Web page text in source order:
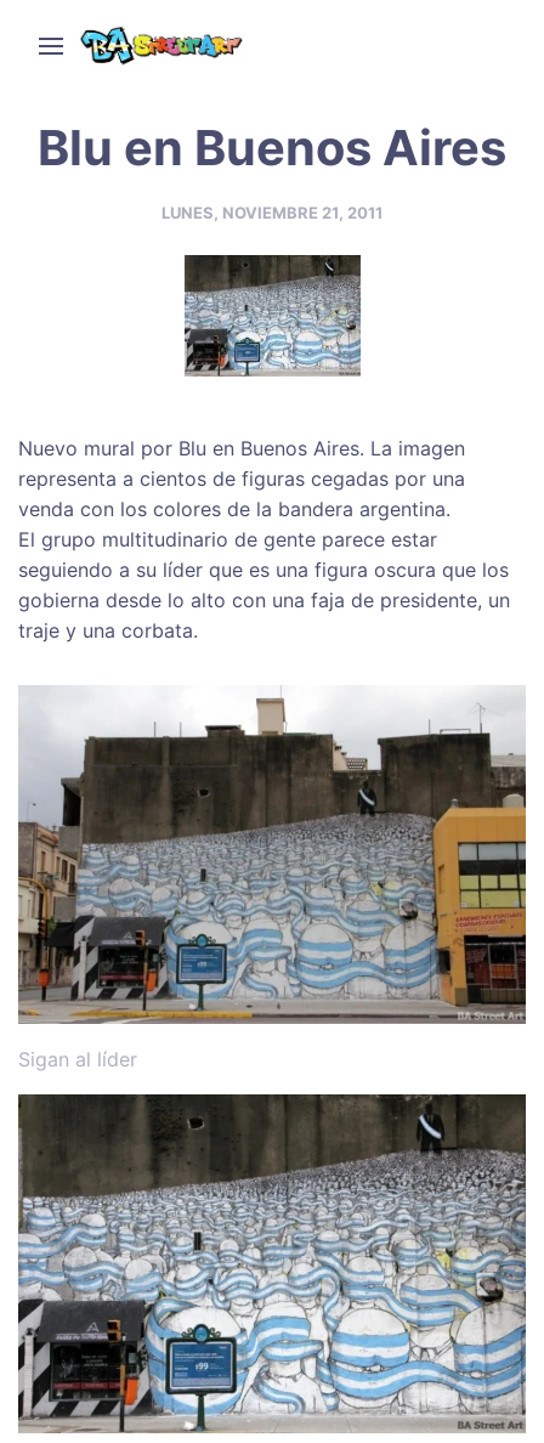
Blu en Buenos Aires
LUNES, NOVIEMBRE 21, 2011
Nuevo mural por Blu en Buenos Aires. La imagen
representa a cientos de figuras cegadas por una
venda con los colores de la bandera argentina.
El grupo multitudinario de gente parece estar
seguiendo a su líder que es una figura oscura que los
gobierna desde lo alto con una faja de presidente, un
traje y una corbata.
Sigan al líder